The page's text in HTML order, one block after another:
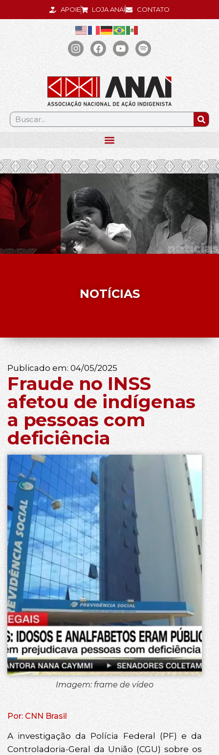
APOIE LOJA ANAÍ CONTATO
.
NOTÍCIAS
Publicado em: 04/05/2025
Fraude no INSS
afetou de indígenas
a pessoas com
deficiência
Imagem: frame de vídeo
Por: CNN Brasil
A investigação da Polícia Federal (PF) e da
Controladoria-Geral da União (CGU) sobre os